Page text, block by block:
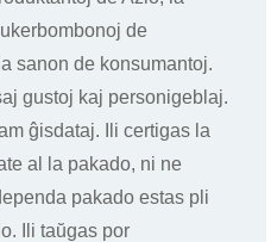
de
sanon de konsumantoj.
gustoj kaj personigeblaj.
ĝisdataj. Ili certigas la
al la pakado, ni ne
pakado estas pli
Ili taŭgas por